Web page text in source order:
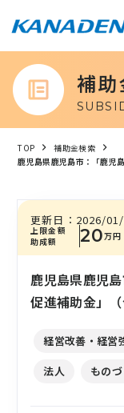
補助
TOP
補助金検索
鹿児島県鹿児島市：「鹿児
上限金額
助成額
20万円
更新日： 2026/
鹿児島県鹿児
促進補助金」（
経営改善・経営
法人
もの